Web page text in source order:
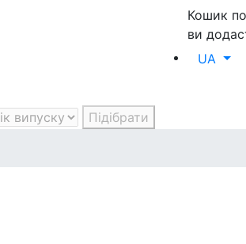
Кошик
ви
UA
Підібрати